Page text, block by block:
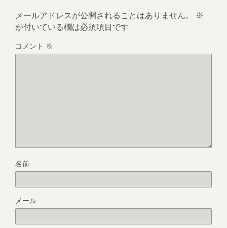
メールアドレスが公開されることはありません。
※
が付いている欄は必須項目です
コメント ※
名前
メール